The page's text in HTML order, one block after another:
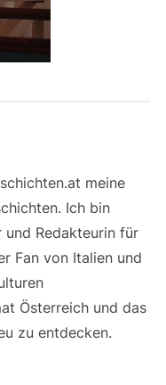
meine
Ich bin
Redakteurin für
Fan von Italien und
Österreich und das
zu entdecken.